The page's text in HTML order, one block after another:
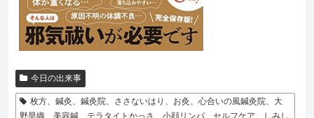
今日の出来事
枚方、鍼灸、鍼灸院、ささないはり、お灸、心合いの風鍼灸院、大
野早織、美容鍼、テラタイトかっさ、小顔リンパ、セルフケア、しみし